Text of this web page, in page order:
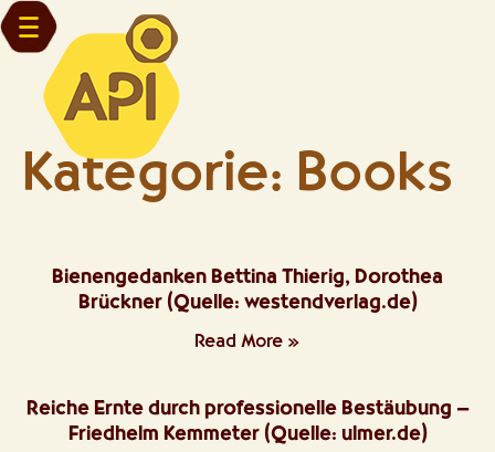
Kategorie: Books
Bienengedanken Bettina Thierig, Dorothea
Brückner (Quelle: westendverlag.de)
Read More »
Reiche Ernte durch professionelle Bestäubung –
Friedhelm Kemmeter (Quelle: ulmer.de)